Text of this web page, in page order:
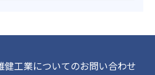
健工業についてのお問い合わせ